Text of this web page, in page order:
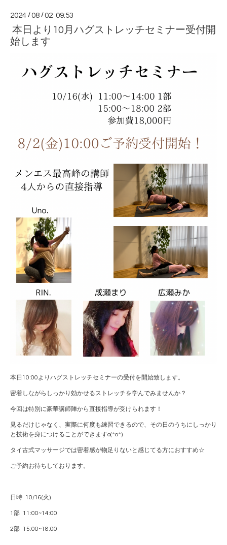
2024 /08 /02 09:53
本日より10月ハグストレッチセミナー受付開
始します
本日10:00よりハグストレッチセミナーの受付を開始致します。
密着しながらしっかり効かせるストレッチを学んでみませんか？
今回は特別に豪華講師陣から直接指導が受けられます！
見るだけじゃなく、実際に何度も練習できるので、その日のうちにしっかり
と技術を身につけることができますo(^o^)
タイ古式マッサージでは密着感が物足りないと感じてる方におすすめ☆
ご予約お待ちしております。
日時 10/16(火)
1部 11:00~14:00
2部 15:00~18:00